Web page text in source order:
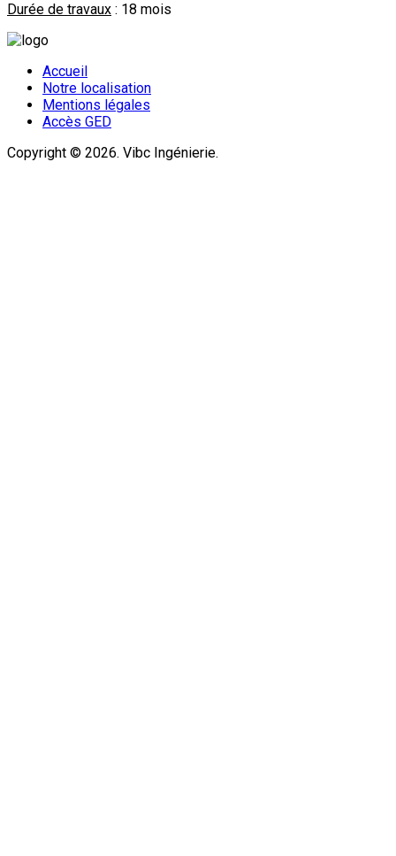
Durée de travaux : 18 mois
Accueil
Notre localisation
Mentions légales
Accès GED
Copyright © 2026. Vibc Ingénierie.